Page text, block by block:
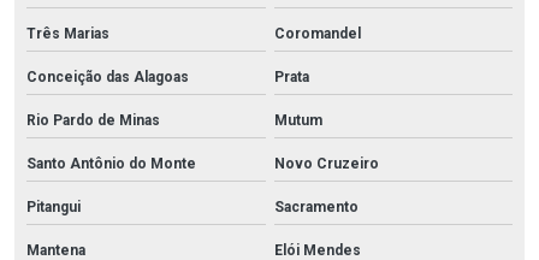
Três Marias Coromandel
Conceição das Alagoas Prata
Rio Pardo de Minas Mutum
Santo Antônio do Monte Novo Cruzeiro
Pitangui Sacramento
Mantena Elói Mendes